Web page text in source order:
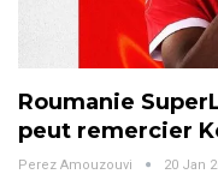
Roumanie
peut remercier
Perez Amouzouvi 20 Jan